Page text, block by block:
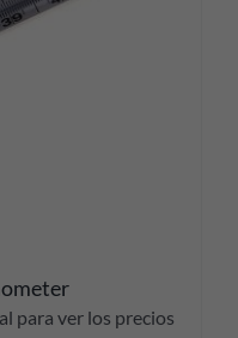
para ver los precios